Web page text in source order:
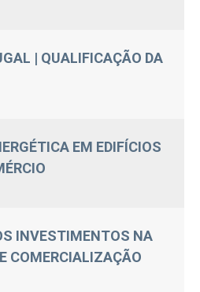
| QUALIFICAÇÃO DA
EM EDIFÍCIOS
INVESTIMENTOS NA
COMERCIALIZAÇÃO